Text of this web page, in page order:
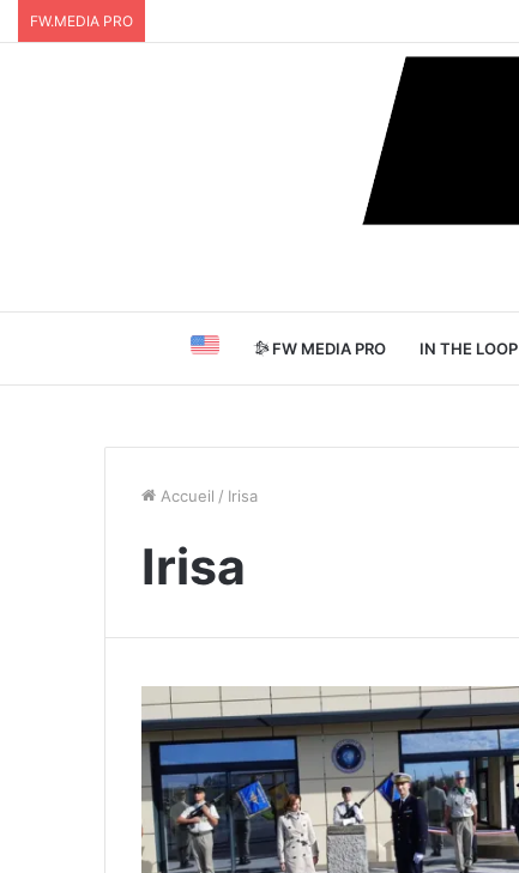
FW.MEDIA PRO
FW MEDIA PRO IN THE LOOP
Accueil / Irisa
Irisa